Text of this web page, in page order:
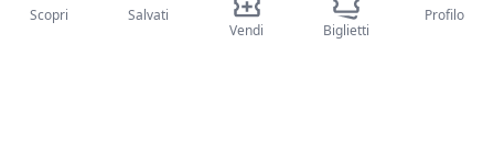
Scopri
Salvati
Vendi
Biglietti
Profilo